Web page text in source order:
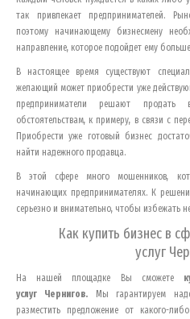
так привлекает предпринимателей.
поэтому начинающему бизнесмену
направление, которое подойдет ему больше
В настоящее время существуют
желающий может приобрести уже
предприниматели решают
обстоятельствам, к примеру, в связи с
Приобрести уже готовый бизнес
найти надежного продавца.
В этой сфере много мошенников,
начинающих предпринимателях. К
серьезно и внимательно, чтобы избежать
Как купить бизнес в
услуг
На нашей площадке Вы сможете
услуг Чернигов.Мы гарантируем
разместить предложение от какого-